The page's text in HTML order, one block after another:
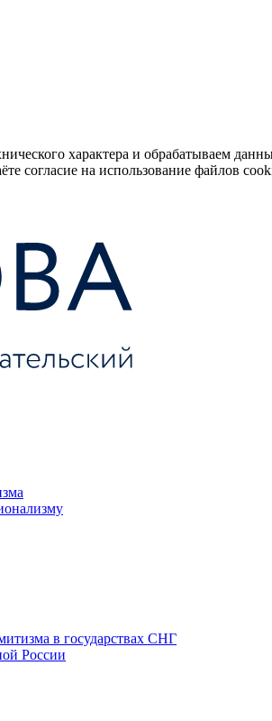
характера и обрабатываем
согласие на использование файлов
в государствах СНГ
России